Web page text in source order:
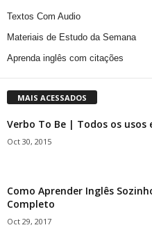
Textos Com Audio
Materiais de Estudo da Semana
Aprenda inglês com citações
MAIS ACESSADOS
Verbo To Be | Todos os usos
Oct 30, 2015
Como Aprender Inglês
Completo
Oct 29, 2017